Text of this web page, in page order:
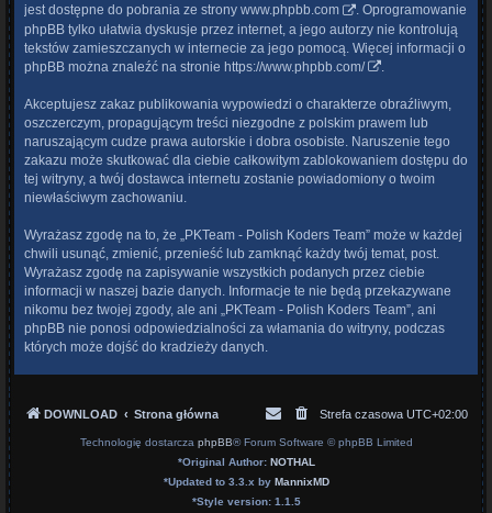
jest dostępne do pobrania ze strony www.phpbb.com
. Oprogramowanie
phpBB tylko ułatwia dyskusje przez internet, a jego autorzy nie kontrolują
tekstów zamieszczanych w internecie za jego pomocą. Więcej informacji o
phpBB można znaleźć na stronie https://www.phpbb.com/
Akceptujesz zakaz publikowania wypowiedzi o charakterze obraźliwym,
oszczerczym, propagującym treści niezgodne z polskim prawem lub
naruszającym cudze prawa autorskie i dobra osobiste. Naruszenie tego
zakazu może skutkować dla ciebie całkowitym zablokowaniem dostępu do
tej witryny, a twój dostawca internetu zostanie powiadomiony o twoim
niewłaściwym zachowaniu.
Wyrażasz zgodę na to, że „PKTeam - Polish Koders Team” może w każdej
chwili usunąć, zmienić, przenieść lub zamknąć każdy twój temat, post.
Wyrażasz zgodę na zapisywanie wszystkich podanych przez ciebie
informacji w naszej bazie danych. Informacje te nie będą przekazywane
nikomu bez twojej zgody, ale ani „PKTeam - Polish Koders Team”, ani
phpBB nie ponosi odpowiedzialności za włamania do witryny, podczas
których może dojść do kradzieży danych.
DOWNLOAD Strona główna Strefa czasowa UTC+02:00
Technologię dostarcza phpBB® Forum Software © phpBB Limited
*Original Author: NOTHAL
*Updated to 3.3.x by MannixMD
*Style version: 1.1.5